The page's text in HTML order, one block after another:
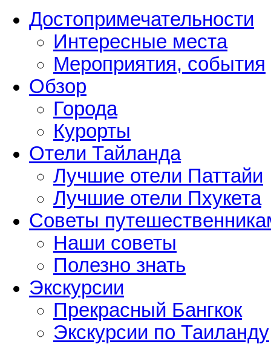
Достопримечательности
Интересные места
Мероприятия, события
Обзор
Города
Курорты
Отели Тайланда
Лучшие отели Паттайи
Лучшие отели Пхукета
Советы
Наши советы
Полезно знать
Экскурсии
Прекрасный Бангкок
Экскурсии по Таиланду